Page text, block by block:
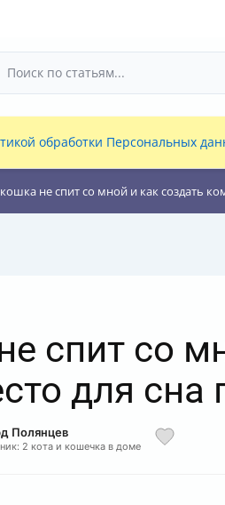
обработки Персональных
не спит со мной и как создать
спит со
для сна
Полянцев
2 кота и кошечка в доме